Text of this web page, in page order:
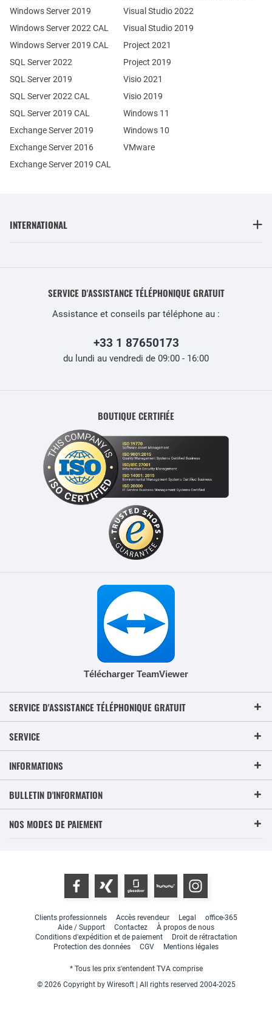
Windows Server 2019
Exchange Server 2019
Exchange Server 2016
SQL Server 2022
SQL Server 2019
Windows Server 2022 CAL
Windows Server 2019 CAL
SQL Server 2022 CAL
SQL Server 2019 CAL
Exchange Server 2019 CAL
Visual Studio 2022
Visual Studio 2019
Project 2021
Project 2019
Visio 2021
Visio 2019
Windows 11
Windows 10
VMware
INTERNATIONAL
SERVICE D'ASSISTANCE TÉLÉPHONIQUE GRATUIT
Assistance et conseils par téléphone au :
+33 1 87650173
du lundi au vendredi de 09:00 - 16:00
BOUTIQUE CERTIFIÉE
Télécharger TeamViewer
SERVICE D'ASSISTANCE TÉLÉPHONIQUE GRATUIT
SERVICE
INFORMATIONS
BULLETIN D'INFORMATION
NOS MODES DE PAIEMENT
Clients professionnels Accès revendeur Legal
office-365
Aide / Support
Contactez
À propos de nous
Conditions d'expédition et de paiement
Droit de rétractation
Protection des données
CGV Mentions légales
* Tous les prix s'entendent TVA comprise
© 2026 Copyright by Wiresoft | All rights reserved 2004-2025